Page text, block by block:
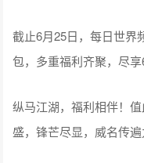
截止6月25日，每日世界
包，多重福利齐聚，尽享
纵马江湖，福利相伴！
盛，锋芒尽显，威名传遍